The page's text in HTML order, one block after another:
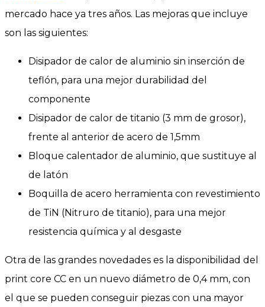
mercado hace ya tres años. Las mejoras que incluye
son las siguientes:
Disipador de calor de aluminio sin inserción de
teflón, para una mejor durabilidad del
componente
Disipador de calor de titanio (3 mm de grosor),
frente al anterior de acero de 1,5mm
Bloque calentador de aluminio, que sustituye al
de latón
Boquilla de acero herramienta con revestimiento
de TiN (Nitruro de titanio), para una mejor
resistencia química y al desgaste
Otra de las grandes novedades es la disponibilidad del
print core CC en un nuevo diámetro de 0,4 mm, con
el que se pueden conseguir piezas con una mayor